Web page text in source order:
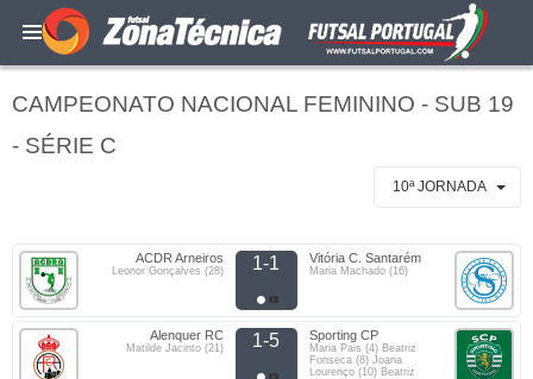
CAMPEONATO NACIONAL FEMININO - SUB 19
- SÉRIE C
10ª JORNADA
ACDR Arneiros
Leonor Gonçalves (28) 1-1 Vitória C. Santarém
Maria Machado (16)
Alenquer RC
Matilde Jacinto (21) 1-5 Sporting CP
Maria Pais (4) Beatriz
Fonseca (8) Joana
Lourenço (10) Beatriz